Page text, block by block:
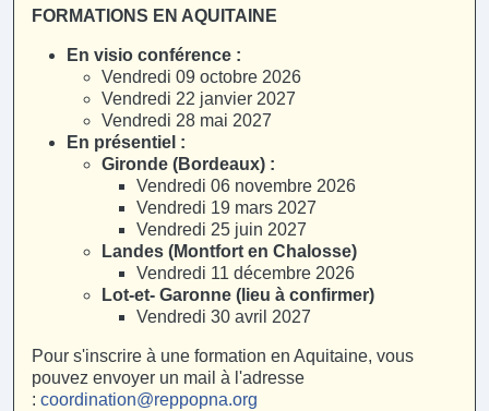
FORMATIONS EN AQUITAINE
En visio conférence :
Vendredi 09 octobre 2026
Vendredi 22 janvier 2027
Vendredi 28 mai 2027
En présentiel :
Gironde (Bordeaux) :
Vendredi 06 novembre 2026
Vendredi 19 mars 2027
Vendredi 25 juin 2027
Landes (Montfort en Chalosse)
Vendredi 11 décembre 2026
Lot-et- Garonne (lieu à confirmer)
Vendredi 30 avril 2027
Pour s'inscrire à une formation en Aquitaine, vous
pouvez envoyer un mail à l'adresse
: coordination@reppopna.org